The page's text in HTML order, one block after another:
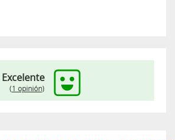
Excelente
(1 opinión)